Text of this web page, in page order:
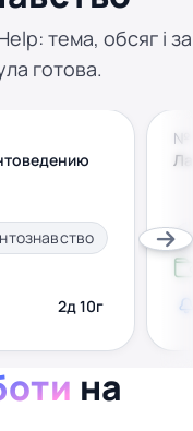
тема, обсяг і за
готова.
2д 10г
№
на